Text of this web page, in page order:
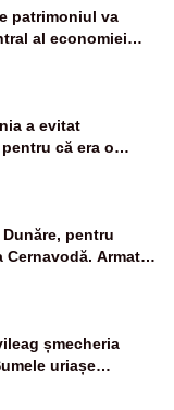
patrimoniul va
al economiei
a evitat
că era o
și fondurile de
pentru
Armata
devia apa
șmecheria
uriașe